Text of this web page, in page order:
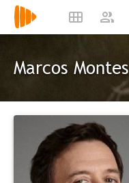
Marcos Montes